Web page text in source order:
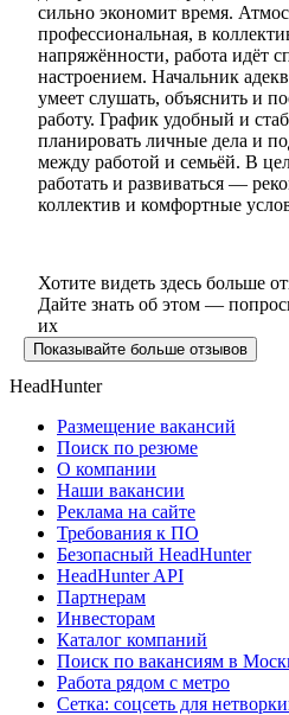
сильно экономит время.
профессиональная, в
напряжённости, работа идёт
настроением. Начальник
умеет слушать, объяснить и
работу. График удобный и
планировать личные дела и
между работой и семьёй. В
работать и развиваться —
коллектив и комфортные
Хотите видеть здесь больше
Дайте знать об этом —
их
Показывайте больше отзывов
HeadHunter
Размещение вакансий
Поиск по резюме
О компании
Наши вакансии
Реклама на сайте
Требования к ПО
Безопасный HeadHunter
HeadHunter API
Партнерам
Инвесторам
Каталог компаний
Поиск по вакансиям в
Работа рядом с метро
Сетка: соцсеть для